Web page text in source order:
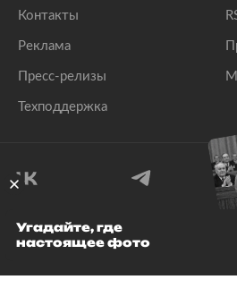
Контакты
Реклама
Пресс-релизы
Техподдержка
© 1999–2026 Все права
Угадайте, где
настоящее фото